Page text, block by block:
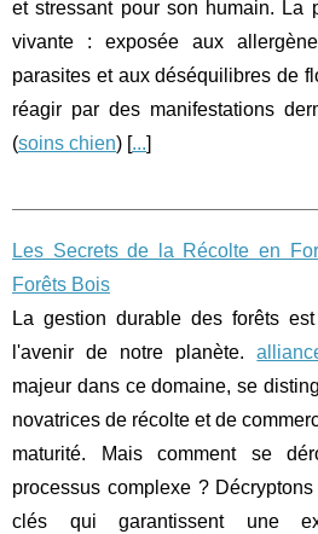
et stressant pour son humain. La
vivante : exposée aux
parasites et aux déséquilibres de
réagir par des manifestations
(soins chien) [...]
Les Secrets de la Récolte en
Forêts Bois
La gestion durable des forêts
l'avenir de notre planète.
majeur dans ce domaine, se
novatrices de récolte et de
maturité. Mais comment se
processus complexe ?
clés qui garantissent une